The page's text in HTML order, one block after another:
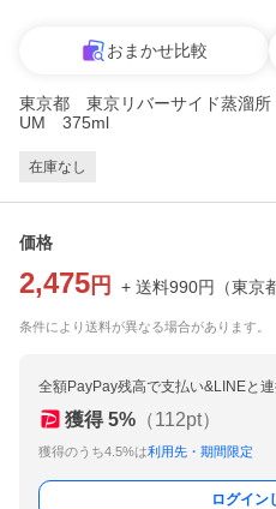
おまかせ比較
東京都 東京リバーサイド蒸溜
UM 375ml
在庫なし
価格
2,475 円 + 送料990円 （東京
条件により送料が異なる場合があります。
全額PayPay残高で支払い&LINEと
獲得 5% （112pt）
獲得のうち4.5%は利用先・期間限定
ログイン